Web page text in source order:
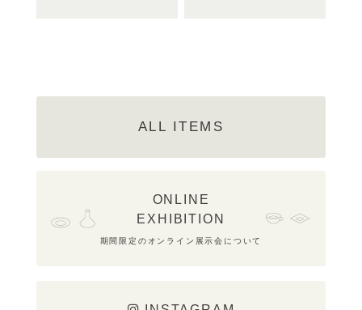
ALL ITEMS
ONLINE
EXHIBITION
期間限定のオンライン展示会について